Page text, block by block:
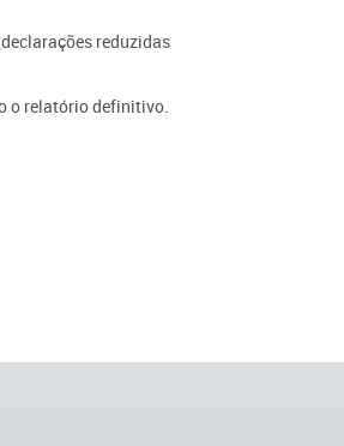
reduzidas
o relatório definitivo.